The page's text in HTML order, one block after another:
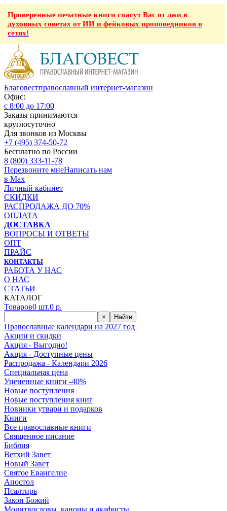
Проверенные печатные книги спасут Вас от лжи в
духовных советах от ИИ и фейковых проповедников в
сетях!
Благовестправославный интернет-магазин
Офис:
с 8:00 до 17:00
Заказы принимаются
круглосуточно
Для звонков из Москвы
+7 (495) 374-50-72
Бесплатно по России
8 (800) 333-11-78
Перезвоните мнеНаписать нам
в Max
Личный кабинет
СКИДКИ
РАСПРОДАЖА ДО 70%
ОПЛАТА
ДОСТАВКА
ВОПРОСЫ И ОТВЕТЫ
ОПТ
ПРАЙС
КОНТАКТЫ
РАБОТА У НАС
О НАС
СТАТЬИ
КАТАЛОГ
Товаров0 шт.0 р.
× Найти
Православные календари на 2027 год
Акции и скидки
Акция - Выгодно!
Акция - Доступные цены
Распродажа - Календари 2026
Специальная цена
Уцененные книги -40%
Новые поступления
Новые поступления книг
Новинки утвари и подарков
Книги
Все православные книги
Священное писание
Библия
Ветхий Завет
Новый Завет
Святое Евангелие
Апостол
Псалтирь
Закон Божий
Молитвословы, каноны и акафисты